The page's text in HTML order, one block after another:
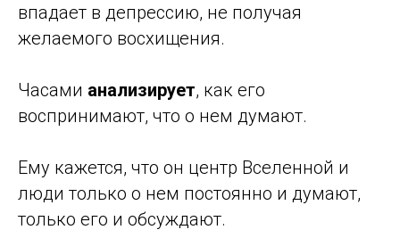
впадает в депрессию, не получая
желаемого восхищения.
Часами анализирует, как его
воспринимают, что о нем думают.
Ему кажется, что он центр Вселенной и
люди только о нем постоянно и думают,
только его и обсуждают.